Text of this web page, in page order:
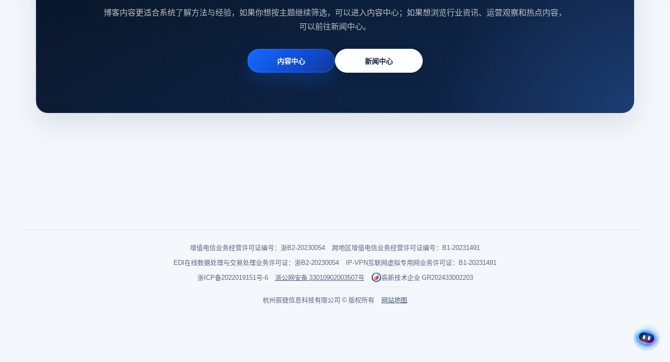
博客内容更适合系统了解方法与经验，如果你想按主题继续筛选，可以进入内容中心；如果想浏览行业资讯、运营观察和热点内容，
可以前往新闻中心。
内容中心 新闻中心
增值电信业务经营许可证编号：浙B2-20230054
跨地区增值电信业务经营许可证编号：B1-20231491
EDI在线数据处理与交易处理业务许可证：浙B2-20230054
IP-VPN互联网虚拟专用网业务许可证：B1-20231491
浙ICP备2022019151号-6
浙公网安备 33010902003507号 高新技术企业 GR202433002203
杭州辰链信息科技有限公司 © 版权所有 网站地图